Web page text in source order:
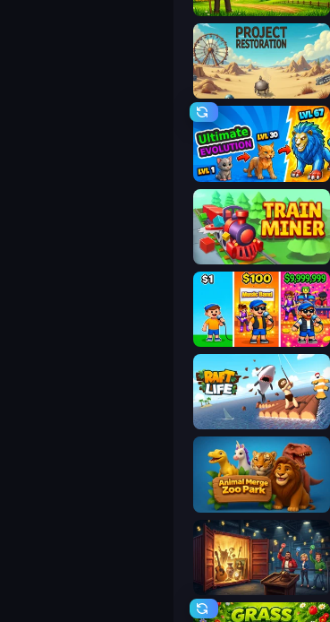
Harvest Land Tycoon
Project Restoration
Ultimate Evolution
Train Miner
Music Band
Raft Life
Animal Merge Zoo Park
Container Auction